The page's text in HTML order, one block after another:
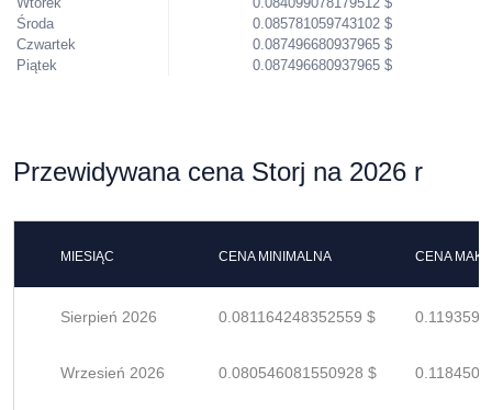
Środa
Czwartek
Piątek
0.085781059743102 $
0.087496680937965 $
0.087496680937965 $
Przewidywana cena Storj na 2026 r
MIESIĄC CENA MINIMALNA CENA
Sierpień 2026 0.081164248352559 $
Wrzesień 2026 0.080546081550928 $